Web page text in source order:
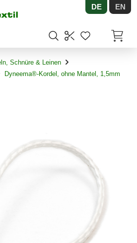
DE EN
Schnüre & Leinen
Dyneema®-Kordel, ohne Mantel, 1,5mm